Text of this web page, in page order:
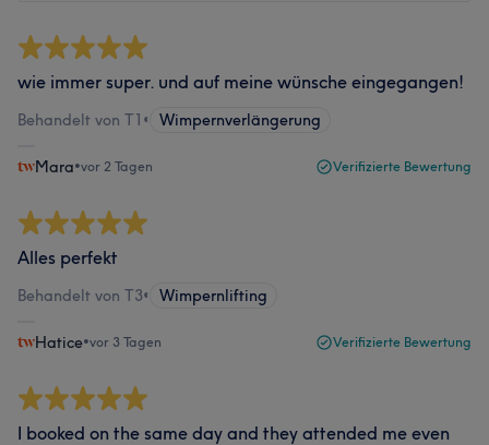
wie immer super. und auf meine wünsche eingegangen!
Behandelt von T1 • Wimpernverlängerung
Mara•vor 2 Tagen Verifizierte Bewertung
Alles perfekt
Behandelt von T3• Wimpernlifting
Hatice•vor 3 Tagen Verifizierte Bewertung
I booked on the same day and they attended me even